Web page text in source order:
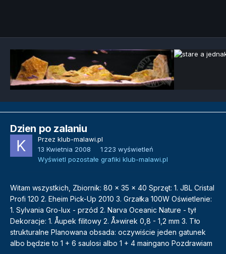
Dzien po zalaniu
Przez klub-malawi.pl
13 Kwietnia 2008
1 223 wyświetleń
Wyświetl pozostałe grafiki klub-malawi.pl
Witam wszystkich, Zbiornik: 80 x 35 x 40 Sprzęt: 1. JBL Cristal
Profi 120 2. Eheim Pick-Up 2010 3. Grzałka 100W Oświetlenie:
1. Sylvania Gro-lux - przód 2. Narva Oceanic Nature - tył
Dekoracje: 1. Åupek filitowy 2. Å»wirek 0,8 - 1,2 mm 3. Tło
strukturalne Planowana obsada: oczywiście jeden gatunek
albo będzie to 1 + 6 saulosi albo 1 + 4 maingano Pozdrawiam